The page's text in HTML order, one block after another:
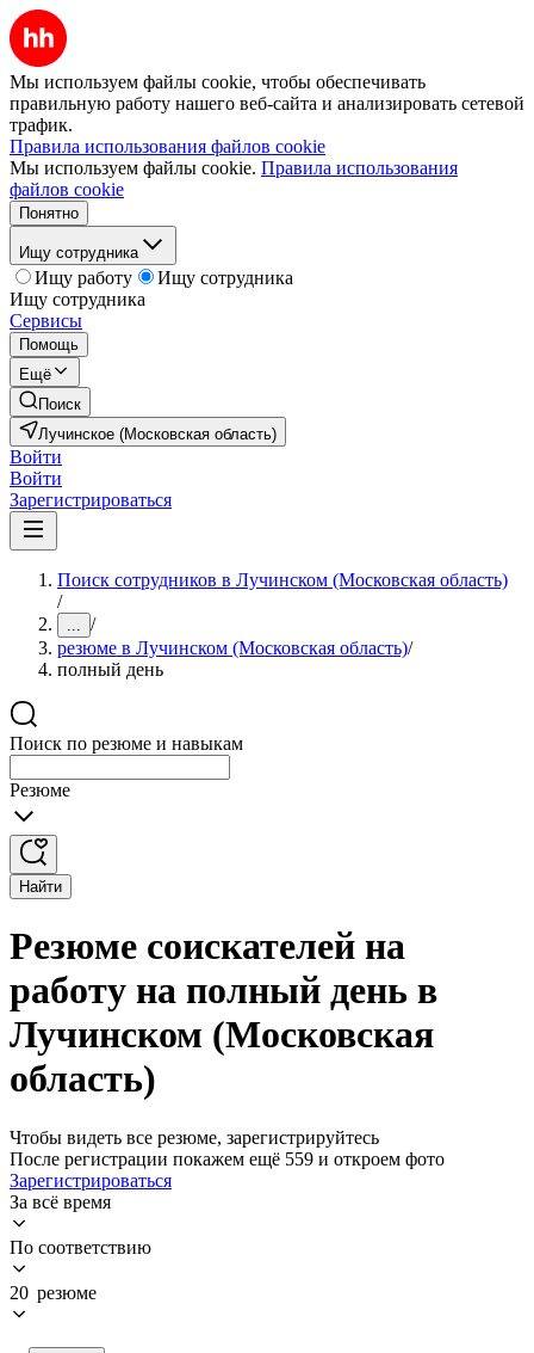
Мы используем файлы cookie, чтобы обеспечивать
правильную работу нашего веб-сайта и анализировать сетевой
трафик.
Правила использования файлов cookie
Мы используем файлы cookie. Правила использования
файлов cookie
Понятно
Ищу сотрудника
Ищу работу
Ищу сотрудника
Ищу сотрудника
Сервисы
Помощь
Ещё
Поиск
Лучинское (Московская область)
Войти
Войти
Зарегистрироваться
Поиск сотрудников в Лучинском (Московская область)
/
... /
резюме в Лучинском (Московская область)/
полный день
Поиск по резюме и навыкам
Резюме
Найти
Резюме соискателей на
работу на полный день в
Лучинском (Московская
область)
Чтобы видеть все резюме, зарегистрируйтесь
После регистрации покажем ещё 559 и откроем фото
Зарегистрироваться
За всё время
По соответствию
20 резюме